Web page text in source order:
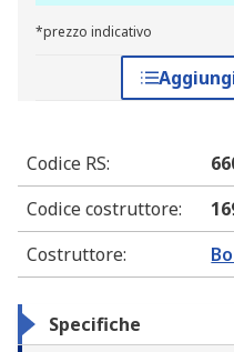
*prezzo indicativo
Codice RS:
Codice costruttore:
Costruttore:
Specifiche